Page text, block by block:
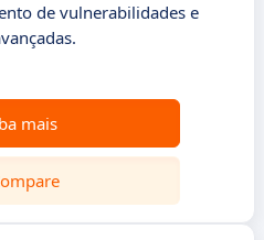
de vulnerabilidades e
mais